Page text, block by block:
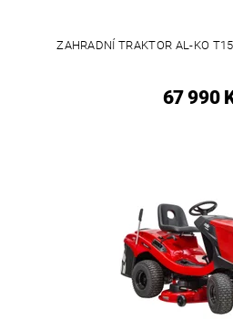
ZAHRADNÍ TRAKTOR AL-KO
67 990